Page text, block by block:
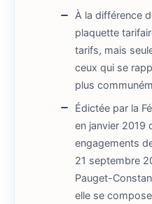
À la différence
plaquette
tarifs, mais
ceux qui se
plus
Édictée par la
en janvier 2019
engagements
21 septembre
Pauget-
elle se